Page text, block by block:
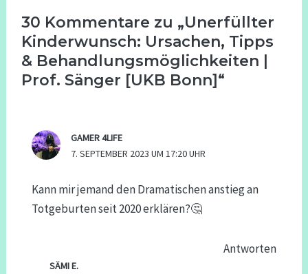
30 Kommentare zu „Unerfüllter
Kinderwunsch: Ursachen, Tipps
& Behandlungsmöglichkeiten |
Prof. Sänger [UKB Bonn]“
GAMER 4LIFE
7. SEPTEMBER 2023 UM 17:20 UHR
Kann mir jemand den Dramatischen anstieg an
Totgeburten seit 2020 erklären?🤔
Antworten
SÄMI E.